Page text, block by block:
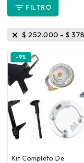
FILTRO
$ 252.000 - $
-9%
Kit Completo De